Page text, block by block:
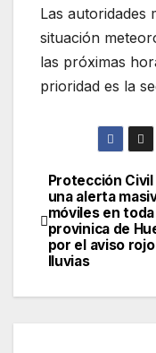
Las autoridades
situación
las próximas
prioridad es la
de
entradas
Protección Civil
una alerta
móviles en toda
provinica de
por el aviso
lluvias